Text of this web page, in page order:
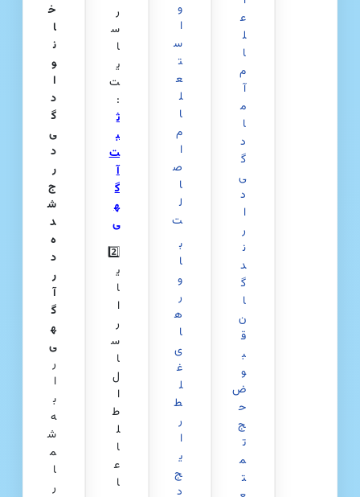
ع
ل
ا
م
آ
م
ا
د
گ
ی
د
ا
ر
ن
د
گ
ا
ن
ق
ب
و
ض
ح
ج
ت
م
ت
و
ا
س
ت
ع
ل
ا
م
ا
ص
ا
ل
ت
ب
ا
و
ر
ه
ا
ی
غ
ل
ط
ر
ا
ی
ج
د
ر
س
ا
ی
ت
:
ث
ب
ت
آ
گ
ه
ی
2️⃣
ی
ا
ا
ر
س
ا
ل
ا
ط
ل
ا
ع
ا
خ
ا
ن
و
ا
د
گ
ی
د
ر
ج‌
ش
د
ه
د
ر
آ
گ
ه
ی
ر
ا
ب
ه
ش
م
ا
ر